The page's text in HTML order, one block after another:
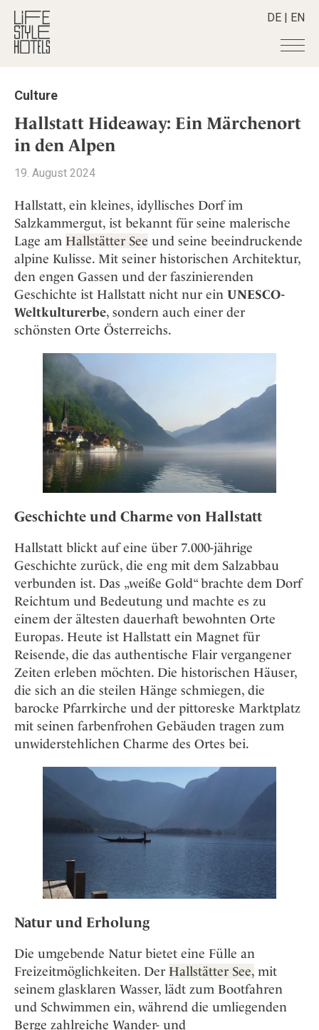
DE | EN
Hotels
Alle Hotels
Alpine Lifestyle
City
Countryside
Mindful Traveller
New Member
Wellness
Destinationen +
Alle Destinationen
Griechenland
Indien
Indonesien
Italien
Japan
Kroatien
Mexico
Niederlande
Portugal
Schweden
Spanien
Schweiz
Stories +
Alle Stories
Aktiv & Wellness
Culture
Design & Architektur
Eat & Drink
Mindful Traveller
Osterkalender
Shop +
Alle Produkte
Lifestylehotels BOOK
The Stylemate Magazin/e
Gutschein/Voucher
Smart Traveller
Alle Smart Deals
Smart Traveller
Newsletter Anmeldung
Newsletter
Become a member
+
Member Benefits
Register your Hotel
About us +
Mission Statement
Our Story
Kontakt
Impressum
Adventkalender
Culture
Hallstatt Hideaway: Ein Märchenort
in den Alpen
19. August 2024
Hallstatt, ein kleines, idyllisches Dorf im
Salzkammergut, ist bekannt für seine malerische
Lage am Hallstätter See und seine beeindruckende
alpine Kulisse. Mit seiner historischen Architektur,
den engen Gassen und der faszinierenden
Geschichte ist Hallstatt nicht nur ein UNESCO-
Weltkulturerbe, sondern auch einer der
schönsten Orte Österreichs.
Geschichte und Charme von Hallstatt
Hallstatt blickt auf eine über 7.000-jährige
Geschichte zurück, die eng mit dem Salzabbau
verbunden ist. Das „weiße Gold“ brachte dem Dorf
Reichtum und Bedeutung und machte es zu
einem der ältesten dauerhaft bewohnten Orte
Europas. Heute ist Hallstatt ein Magnet für
Reisende, die das authentische Flair vergangener
Zeiten erleben möchten. Die historischen Häuser,
die sich an die steilen Hänge schmiegen, die
barocke Pfarrkirche und der pittoreske Marktplatz
mit seinen farbenfrohen Gebäuden tragen zum
unwiderstehlichen Charme des Ortes bei.
Natur und Erholung
Die umgebende Natur bietet eine Fülle an
Freizeitmöglichkeiten. Der Hallstätter See, mit
seinem glasklaren Wasser, lädt zum Bootfahren
und Schwimmen ein, während die umliegenden
Berge zahlreiche Wander- und